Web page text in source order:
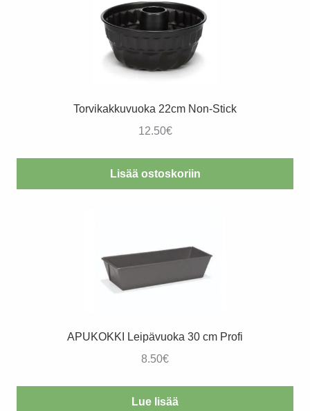
Torvikakkuvuoka 22cm Non-Stick
12.50€
Lisää ostoskoriin
APUKOKKI Leipävuoka 30 cm Profi
8.50€
Lue lisää